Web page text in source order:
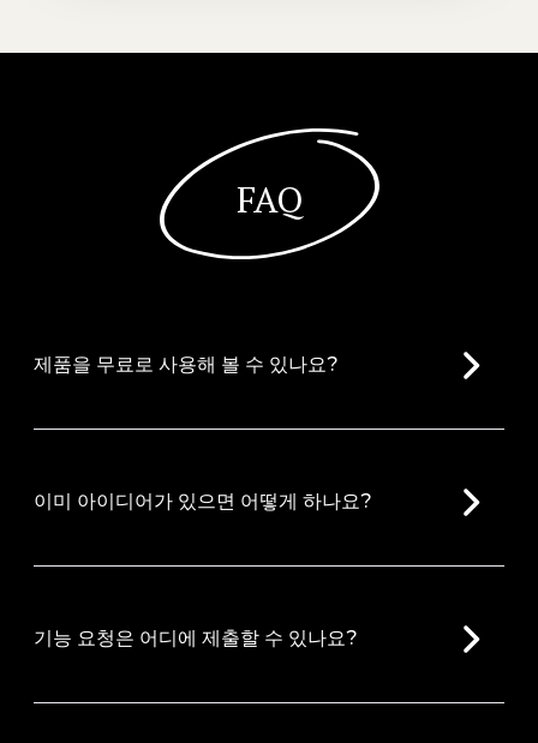
FAQ
제품을 무료로 사용해 볼 수 있나요?
이미 아이디어가 있으면 어떻게 하나요?
기능 요청은 어디에 제출할 수 있나요?